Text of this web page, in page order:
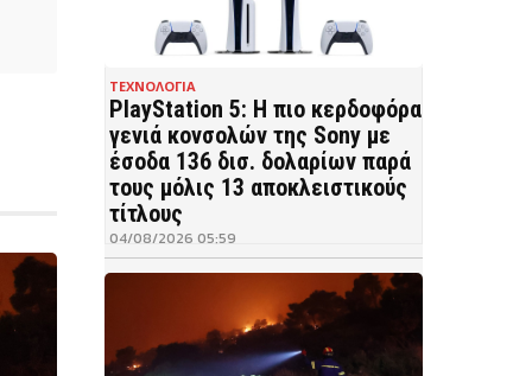
ΤΕΧΝΟΛΟΓΙΑ
PlayStation 5: Η πιο κερδοφόρα
γενιά κονσολών της Sony με
έσοδα 136 δισ. δολαρίων παρά
τους μόλις 13 αποκλειστικούς
τίτλους
04/08/2026 05:59